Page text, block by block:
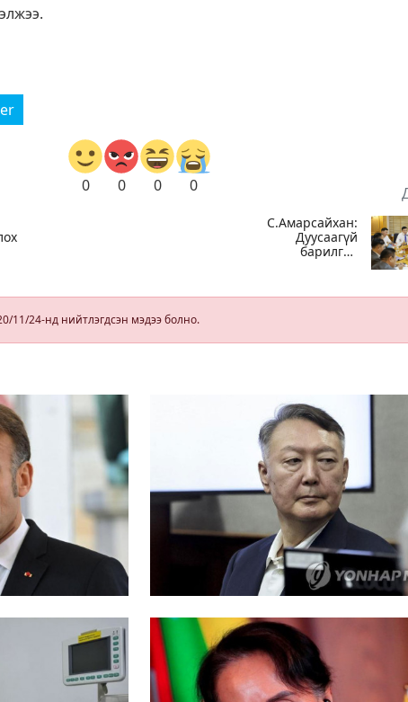
0 0 0 0
С.Амарсайхан:
Дуусаагүй
барилгад
зөвшөөрөл
11/24-нд нийтлэгдсэн мэдээ болно.